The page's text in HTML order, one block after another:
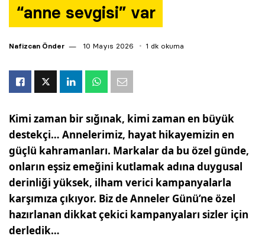
“anne sevgisi” var
Nafizcan Önder 10 Mayıs 2026 1 dk okuma
Kimi zaman bir sığınak, kimi zaman en büyük
destekçi… Annelerimiz, hayat hikayemizin en
güçlü kahramanları. Markalar da bu özel günde,
onların eşsiz emeğini kutlamak adına duygusal
derinliği yüksek, ilham verici kampanyalarla
karşımıza çıkıyor. Biz de Anneler Günü’ne özel
hazırlanan dikkat çekici kampanyaları sizler için
derledik…